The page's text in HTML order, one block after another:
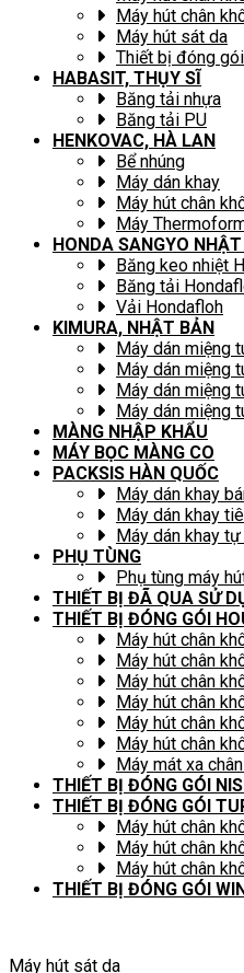
Máy hút chân
Máy hút sát da
Thiết bị đóng gói
HABASIT, THỤY SĨ
Băng tải nhựa
Băng tải PU
HENKOVAC, HÀ LAN
Bể nhúng
Máy dán khay
Máy hút chân
Máy
HONDA SANGYO
Băng keo nhiệt
Băng tải
Vải Hondafloh
KIMURA, NHẬT BẢN
Máy dán miệng
Máy dán miệng
Máy dán miệng
Máy dán miệng
MÀNG NHẬP KHẨU
MÁY BỌC MÀNG CO
PACKSIS HÀN QUỐC
Máy dán khay
Máy dán khay
Máy dán khay
PHỤ TÙNG
Phụ tùng máy
THIẾT BỊ ĐÃ QUA SỬ
THIẾT BỊ ĐÓNG GÓI
Máy hút chân
Máy hút chân
Máy hút chân
Máy hút chân
Máy hút chân
Máy hút chân
Máy mát xa
THIẾT BỊ ĐÓNG GÓI
THIẾT BỊ ĐÓNG GÓI
Máy hút chân
Máy hút chân
Máy hút chân
THIẾT BỊ ĐÓNG GÓI
Máy hút sát da